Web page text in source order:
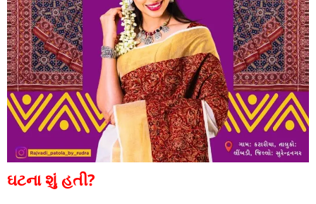
ઘટના શું હતી?